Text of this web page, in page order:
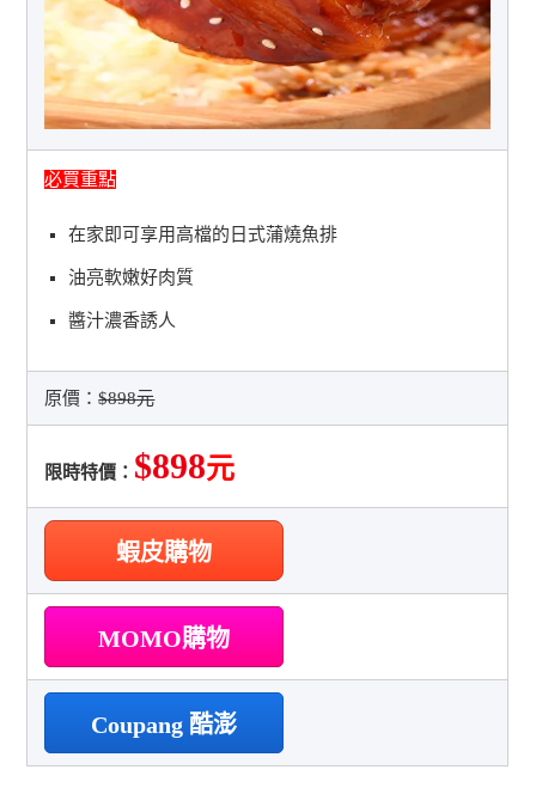
必買重點
在家即可享用高檔的日式蒲燒魚排
油亮軟嫩好肉質
醬汁濃香誘人
原價：$898元
限時特價： $898元
蝦皮購物
MOMO購物
Coupang 酷澎